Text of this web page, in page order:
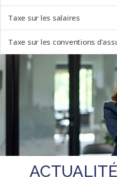
Taxe sur les salaires
Taxe sur les conventions